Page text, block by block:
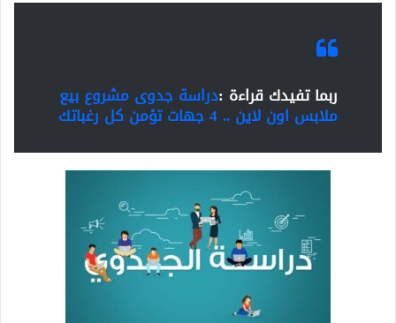
ربما تفيدك قراءة :دراسة جدوى مشروع بيع
ملابس اون لاين .. 4 جهات تؤمن كل رغباتك